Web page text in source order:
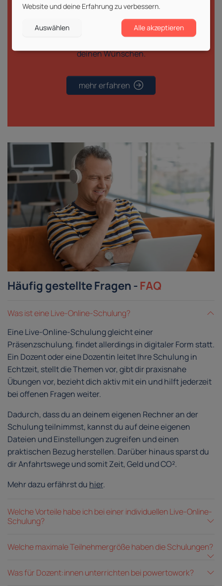
Individuelle Schulungen
Individuelle Termine, Dauer,
deinen Wünschen.
mehr erfahren
Häufig gestellte Fragen -FAQ
Was ist eine Live-Online-Schulung?
Eine Live-Online-Schulung gleicht einer
Präsenzschulung, findet allerdings in digitaler Form statt.
Ein Dozent oder eine Dozentin leitet Ihre Schulung in
Echtzeit, stellt die Themen vor, gibt dir praxisnahe
Übungen vor, bezieht dich aktiv mit ein und hilft jederzeit
bei offenen Fragen weiter.
Dadurch, dass du an deinem eigenen Rechner an der
Schulung teilnimmst, kannst du auf deine eigenen
Dateien und Einstellungen zugreifen und einen
praktischen Bezug herstellen. Darüber hinaus sparst du
dir Anfahrtswege und somit Zeit, Geld und CO².
Mehr dazu erfährst du hier.
Welche Vorteile habe ich bei einer individuellen Live-Online-
Schulung?
Welche maximale Teilnehmergröße haben die Schulungen?
Was für Dozent:innen unterrichten bei powertowork?
Website und deine Erfahrung zu verbessern.
Auswählen Alle akzeptieren